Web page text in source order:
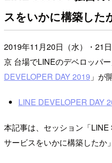
スをいかに構築した
2019年11月20日（水）・21
京 台場でLINEのデベロッパ
DEVELOPER DAY 2019 」が
LINE DEVELOPER DAY
本記事は、セッション「
サービスをいかに構築したか